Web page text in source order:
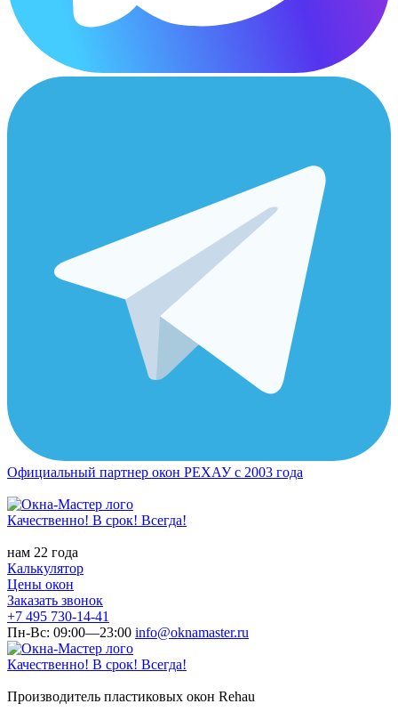
Официальный партнер окон РЕХАУ с 2003 года
Качественно! В срок! Всегда!
нам 22 года
Калькулятор
Цены окон
Заказать звонок
+7 495 730-14-41
Пн-Вс: 09:00—23:00 info@oknamaster.ru
Качественно! В срок! Всегда!
Производитель пластиковых окон Rehau